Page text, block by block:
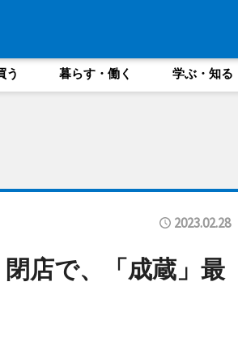
う 暮らす・働く 学ぶ・知る
2023.02.28
店で、「成蔵」最